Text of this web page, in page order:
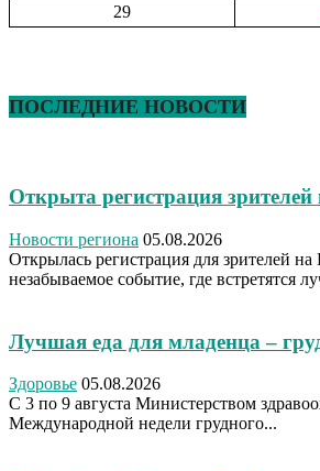
29
ПОСЛЕДНИЕ НОВОСТИ
Открыта регистрация
Новости региона 05.08.2026
Открылась регистрация для зрителей
незабываемое событие, где встретятся
Лучшая еда для младенца –
Здоровье 05.08.2026
С 3 по 9 августа Министерством
Международной недели грудного...